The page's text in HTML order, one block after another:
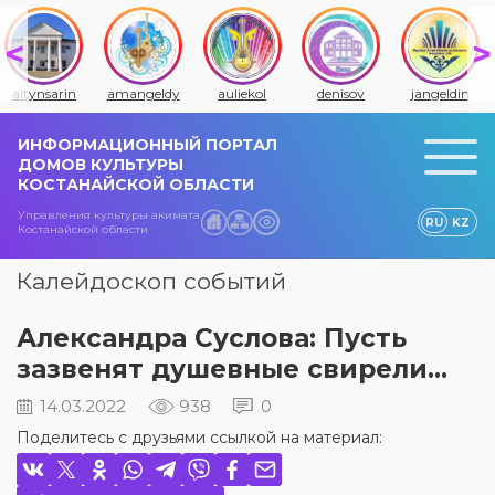
altynsarin amangeldy auliekol denisov jangeldin
ИНФОРМАЦИОННЫЙ ПОРТАЛ
ДОМОВ КУЛЬТУРЫ
КОСТАНАЙСКОЙ ОБЛАСТИ
Управления культуры акимата
Костанайской области
RU KZ
Калейдоскоп событий
Александра Суслова: Пусть
зазвенят душевные свирели...
14.03.2022 938 0
Поделитесь с друзьями ссылкой на материал: